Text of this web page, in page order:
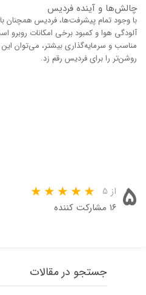
چالش‌ها و آینده فردیس
با وجود تمام پیشرفت‌ها، فردیس همچنان
آلودگی هوا و کمبود برخی امکانات روبرو
مناسب و سرمایه‌گذاری بیشتر، می‌توان
روشن‌تر را برای فردیس رقم زد.
۵ از ۵
۱۶ مشارکت کننده
جستجو در مقالات